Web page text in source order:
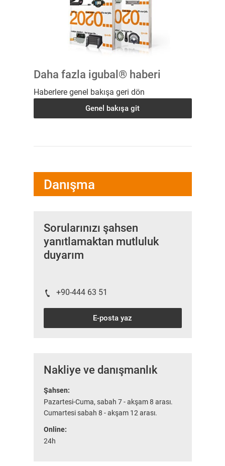
Daha fazla igubal® haberi
Haberlere genel bakışa geri dön
Genel bakışa git
Danışma
Sorularınızı şahsen
yanıtlamaktan mutluluk
duyarım
+90-444 63 51
E-posta yaz
Nakliye ve danışmanlık
Şahsen:
Pazartesi-Cuma, sabah 7 - akşam 8 arası.
Cumartesi sabah 8 - akşam 12 arası.
Online:
24h